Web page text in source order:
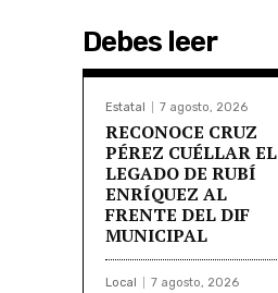
Debes leer
Estatal 7 agosto, 2026
RECONOCE CRUZ
PÉREZ CUÉLLAR EL
LEGADO DE RUBÍ
ENRÍQUEZ AL
FRENTE DEL DIF
MUNICIPAL
Local 7 agosto, 2026